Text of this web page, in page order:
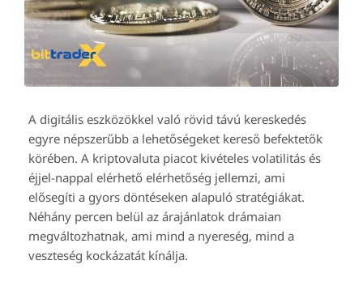
A digitális eszközökkel való rövid távú kereskedés
egyre népszerűbb a lehetőségeket kereső befektetők
körében. A kriptovaluta piacot kivételes volatilitás és
éjjel-nappal elérhető elérhetőség jellemzi, ami
elősegíti a gyors döntéseken alapuló stratégiákat.
Néhány percen belül az árajánlatok drámaian
megváltozhatnak, ami mind a nyereség, mind a
veszteség kockázatát kínálja.